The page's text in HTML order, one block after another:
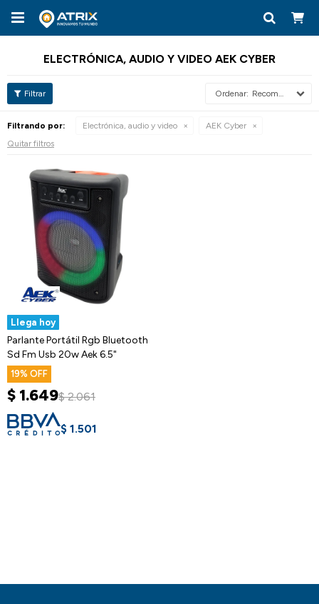

ELECTRÓNICA, AUDIO Y VIDEO AEK CYBER
Recomendados
Filtrando por: Electrónica, audio y video
AEK Cyber
Quitar filtros
Llega hoy
Parlante Portátil Rgb Bluetooth
Sd Fm Usb 20w Aek 6.5"
19
$ 1.649$ 2.061
$ 1.501